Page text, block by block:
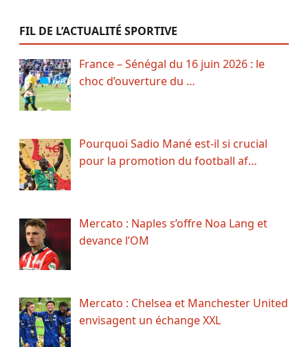
FIL DE L’ACTUALITÉ SPORTIVE
France – Sénégal du 16 juin 2026 : le
choc d’ouverture du …
Pourquoi Sadio Mané est-il si crucial
pour la promotion du football af…
Mercato : Naples s’offre Noa Lang et
devance l’OM
Mercato : Chelsea et Manchester United
envisagent un échange XXL